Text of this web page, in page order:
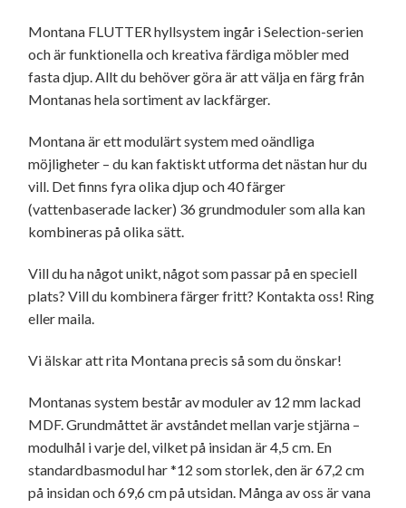
Montana FLUTTER hyllsystem ingår i Selection-serien
och är funktionella och kreativa färdiga möbler med
fasta djup. Allt du behöver göra är att välja en färg från
Montanas hela sortiment av lackfärger.
Montana är ett modulärt system med oändliga
möjligheter – du kan faktiskt utforma det nästan hur du
vill. Det finns fyra olika djup och 40 färger
(vattenbaserade lacker) 36 grundmoduler som alla kan
kombineras på olika sätt.
Vill du ha något unikt, något som passar på en speciell
plats? Vill du kombinera färger fritt? Kontakta oss! Ring
eller maila.
Vi älskar att rita Montana precis så som du önskar!
Montanas system består av moduler av 12 mm lackad
MDF. Grundmåttet är avståndet mellan varje stjärna –
modulhål i varje del, vilket på insidan är 4,5 cm. En
standardbasmodul har *12 som storlek, den är 67,2 cm
på insidan och 69,6 cm på utsidan. Många av oss är vana